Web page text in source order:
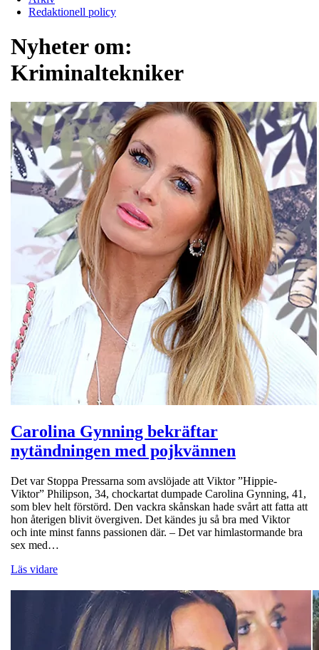
Redaktionell policy
Nyheter om:
Kriminaltekniker
Carolina Gynning bekräftar
nytändningen med pojkvännen
Det var Stoppa Pressarna som avslöjade att Viktor ”Hippie-
Viktor” Philipson, 34, chockartat dumpade Carolina Gynning, 41,
som blev helt förstörd. Den vackra skånskan hade svårt att fatta att
hon återigen blivit övergiven. Det kändes ju så bra med Viktor
och inte minst fanns passionen där. – Det var himlastormande bra
sex med…
Läs vidare